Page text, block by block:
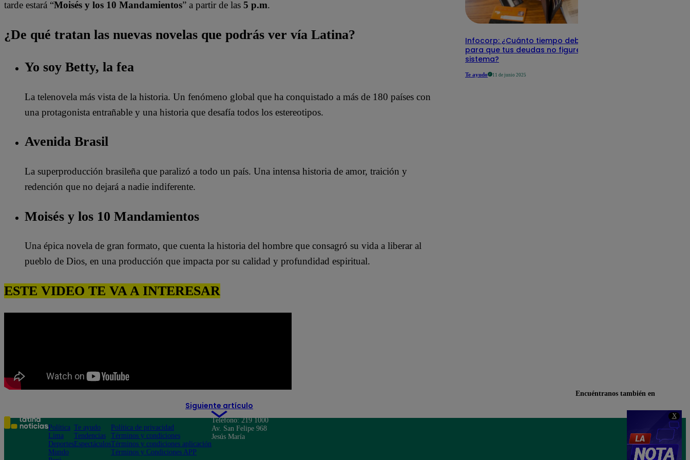
X
tarde estará “Moisés y los 10 Mandamientos” a partir de las 5 p.m.
¿De qué tratan las nuevas novelas que podrás ver vía Latina?
Yo soy Betty, la fea
La telenovela más vista de la historia. Un fenómeno global que ha conquistado a más de 180 países con
una protagonista entrañable y una historia que desafía todos los estereotipos.
Avenida Brasil
La superproducción brasileña que paralizó a todo un país. Una intensa historia de amor, traición y
redención que no dejará a nadie indiferente.
Moisés y los 10 Mandamientos
Una épica novela de gran formato, que cuenta la historia del hombre que consagró su vida a liberar al
pueblo de Dios, en una producción que impacta por su calidad y profundidad espiritual.
ESTE VIDEO TE VA A INTERESAR
Siguiente artículo
Infocorp: ¿Cuánto tiempo debe pasar
para que tus deudas no figuren en su
sistema?
Te ayudo 11 de junio 2025
Encuéntranos también en
Política
Lima
Deportes
Mundo
Te ayudo
Tendencias
Espectáculos
Política de privacidad
Términos y condiciones
Términos y condiciones aplicación
Términos y Condiciones APP
Teléfono: 219 1000
Av. San Felipe 968
Jesús María